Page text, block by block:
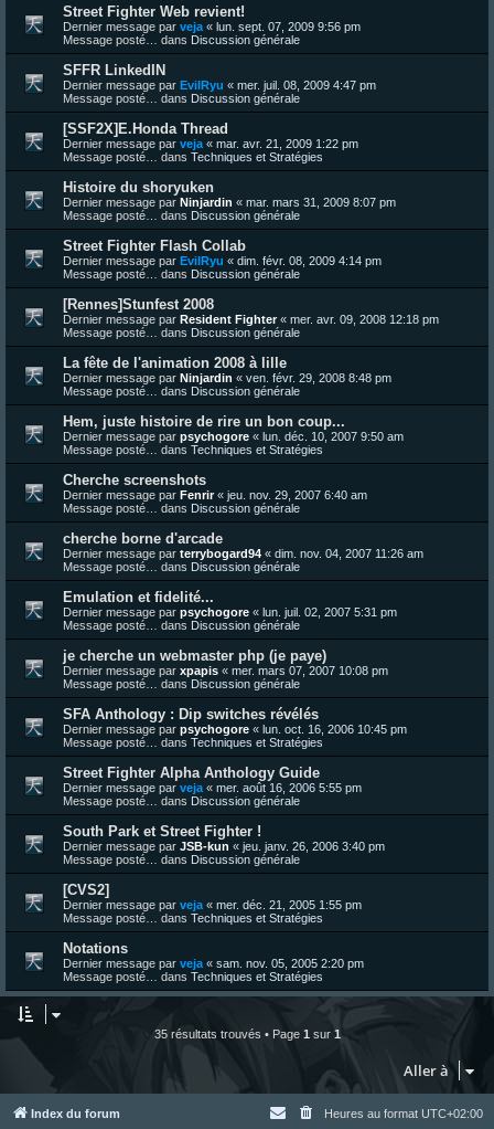
Street Fighter Web revient!
Dernier message par veja « lun. sept. 07, 2009 9:56 pm
Message posté… dans Discussion générale
SFFR LinkedIN
Dernier message par EvilRyu « mer. juil. 08, 2009 4:47 pm
Message posté… dans Discussion générale
[SSF2X]E.Honda Thread
Dernier message par veja « mar. avr. 21, 2009 1:22 pm
Message posté… dans Techniques et Stratégies
Histoire du shoryuken
Dernier message par Ninjardin « mar. mars 31, 2009 8:07 pm
Message posté… dans Discussion générale
Street Fighter Flash Collab
Dernier message par EvilRyu « dim. févr. 08, 2009 4:14 pm
Message posté… dans Discussion générale
[Rennes]Stunfest 2008
Dernier message par Resident Fighter« mer. avr. 09, 2008 12:18 pm
Message posté… dans Discussion générale
La fête de l'animation 2008 à lille
Dernier message par Ninjardin « ven. févr. 29, 2008 8:48 pm
Message posté… dans Discussion générale
Hem, juste histoire de rire un bon coup...
Dernier message par psychogore « lun. déc. 10, 2007 9:50 am
Message posté… dans Techniques et Stratégies
Cherche screenshots
Dernier message par Fenrir« jeu. nov. 29, 2007 6:40 am
Message posté… dans Discussion générale
cherche borne d'arcade
Dernier message par terrybogard94 « dim. nov. 04, 2007 11:26 am
Message posté… dans Discussion générale
Emulation et fidelité...
Dernier message par psychogore « lun. juil. 02, 2007 5:31 pm
Message posté… dans Discussion générale
je cherche un webmaster php (je paye)
Dernier message par xpapis « mer. mars 07, 2007 10:08 pm
Message posté… dans Discussion générale
SFA Anthology : Dip switches révélés
Dernier message par psychogore « lun. oct. 16, 2006 10:45 pm
Message posté… dans Techniques et Stratégies
Street Fighter Alpha Anthology Guide
Dernier message par veja « mer. août 16, 2006 5:55 pm
Message posté… dans Discussion générale
South Park et Street Fighter !
Dernier message par JSB-kun « jeu. janv. 26, 2006 3:40 pm
Message posté… dans Discussion générale
[CVS2]
Dernier message par veja « mer. déc. 21, 2005 1:55 pm
Message posté… dans Techniques et Stratégies
Notations
Dernier message par veja « sam. nov. 05, 2005 2:20 pm
Message posté… dans Techniques et Stratégies
35 résultats trouvés • Page 1 sur 1
Aller à
Index du forum Heures au format UTC+02:00